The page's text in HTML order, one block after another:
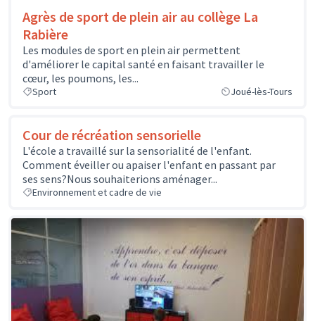
Agrès de sport de plein air au collège La
Rabière
Les modules de sport en plein air permettent
d'améliorer le capital santé en faisant travailler le
cœur, les poumons, les...
Sport Joué-lès-Tours
Cour de récréation sensorielle
L'école a travaillé sur la sensorialité de l'enfant.
Comment éveiller ou apaiser l'enfant en passant par
ses sens?Nous souhaiterions aménager...
Environnement et cadre de vie